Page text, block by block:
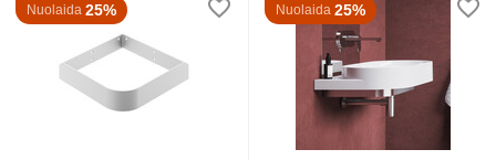
Nuolaida 25% Nuolaida 25%